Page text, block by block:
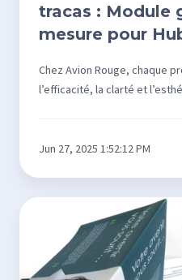
tracas : Module
mesure pour
Chez Avion Rouge, chaque
l’efficacité, la clarté et
Jun 27, 2025 1:52:12 PM
Pliage